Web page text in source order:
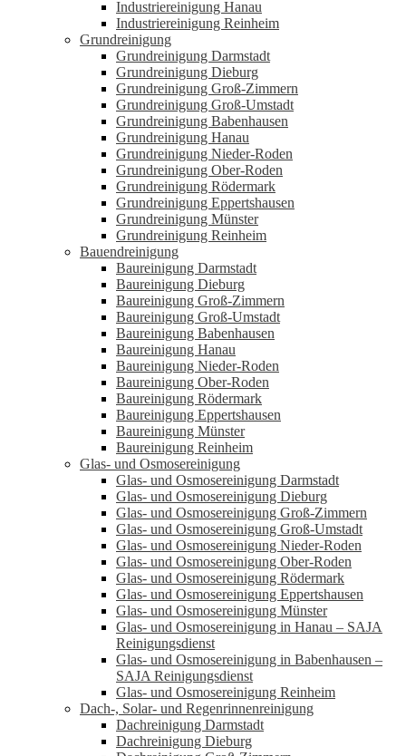
Industriereinigung Hanau
Industriereinigung Reinheim
Grundreinigung
Grundreinigung Darmstadt
Grundreinigung Dieburg
Grundreinigung Groß-Zimmern
Grundreinigung Groß-Umstadt
Grundreinigung Babenhausen
Grundreinigung Hanau
Grundreinigung Nieder-Roden
Grundreinigung Ober-Roden
Grundreinigung Rödermark
Grundreinigung Eppertshausen
Grundreinigung Münster
Grundreinigung Reinheim
Bauendreinigung
Baureinigung Darmstadt
Baureinigung Dieburg
Baureinigung Groß-Zimmern
Baureinigung Groß-Umstadt
Baureinigung Babenhausen
Baureinigung Hanau
Baureinigung Nieder-Roden
Baureinigung Ober-Roden
Baureinigung Rödermark
Baureinigung Eppertshausen
Baureinigung Münster
Baureinigung Reinheim
Glas- und Osmosereinigung
Glas- und Osmosereinigung Darmstadt
Glas- und Osmosereinigung Dieburg
Glas- und Osmosereinigung Groß-Zimmern
Glas- und Osmosereinigung Groß-Umstadt
Glas- und Osmosereinigung Nieder-Roden
Glas- und Osmosereinigung Ober-Roden
Glas- und Osmosereinigung Rödermark
Glas- und Osmosereinigung Eppertshausen
Glas- und Osmosereinigung Münster
Glas- und Osmosereinigung in Hanau – SAJA
Reinigungsdienst
Glas- und Osmosereinigung in Babenhausen –
SAJA Reinigungsdienst
Glas- und Osmosereinigung Reinheim
Dach-, Solar- und Regenrinnenreinigung
Dachreinigung Darmstadt
Dachreinigung Dieburg